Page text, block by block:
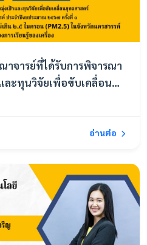
จารย์ที่ได้รับการพิจารณา
ะทุนวิจัยเพื่อขับเคลื่อน
อ่านต่อ